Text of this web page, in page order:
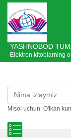
YASHNOBOD
Elektron kitoblarning
Misol uchun: O'tkan